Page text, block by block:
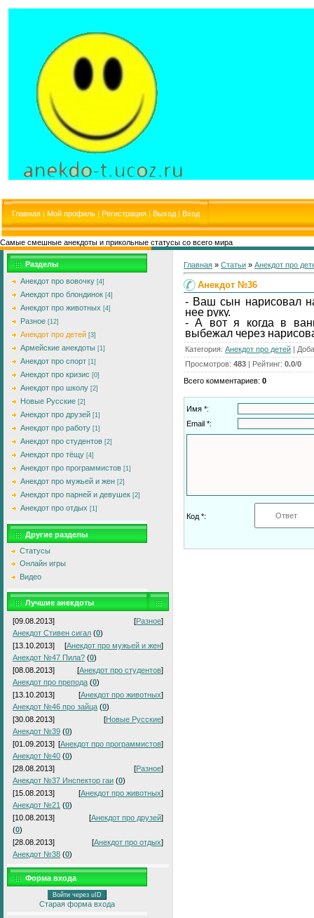
Главная | Мой профиль | Регистрация | Выход | Вход
Самые смешные анекдоты и прикольные статусы со всего мира
Разделы
Анекдот про вовочку [4]
Анекдот про блондинок [4]
Анекдот про животных [4]
Разное [12]
Анекдот про детей [3]
Армейские анекдоты [1]
Анекдот про спорт [1]
Анекдот про кризис [0]
Анекдот про школу [2]
Новые Русские [2]
Анекдот про друзей [1]
Анекдот про работу [1]
Анекдот про студентов [2]
Анекдот про тёщу [4]
Анекдот про программистов [1]
Анекдот про мужьей и жен [2]
Анекдот про парней и девушек [2]
Анекдот про отдых [1]
Другие разделы
Статусы
Онлайн игры
Видео
Лучшие анекдоты
[09.08.2013] [Разное]
Анекдот Стивен сигал (0)
[13.10.2013]
[Анекдот про мужьей и жен]
Анекдот №47 Пила? (0)
[08.08.2013]
[Анекдот про студентов]
Анекдот про препода (0)
[13.10.2013]
[Анекдот про животных]
Анекдот №46 про зайца (0)
[30.08.2013]
[Новые Русские]
Анекдот №39 (0)
[01.09.2013] [Анекдот про программистов]
Анекдот №40 (0)
[28.08.2013]
[Разное]
Анекдот №37 Инспектор гаи (0)
[15.08.2013]
[Анекдот про животных]
Анекдот №21 (0)
[10.08.2013]
[Анекдот про друзей]
(0)
[28.08.2013]
[Анекдот про отдых]
Анекдот №38 (0)
Форма входа
Войти через uID
Старая форма входа
Главная » Статьи » Анекдот про
Анекдот №36
- Ваш сын нарисовал
нее руку.
- А вот я когда в
выбежал через
Категория: Анекдот про детей |
Просмотров: 483 | Рейтинг: 0.0/0
Всего комментариев: 0
Имя *:
Email *:
Код *: